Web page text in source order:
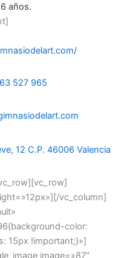
años.
527 965
12 C.P. 46006 Valencia
vc_column]
color:
15px !important;}»]